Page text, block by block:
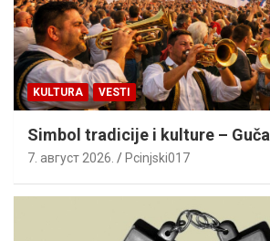
KULTURA VESTI
Simbol tradicije i kulture – Guča
7. август 2026. Pcinjski017